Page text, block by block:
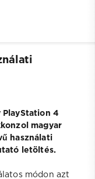
PlayStation 4
magyar
használati
letöltés.
módon azt